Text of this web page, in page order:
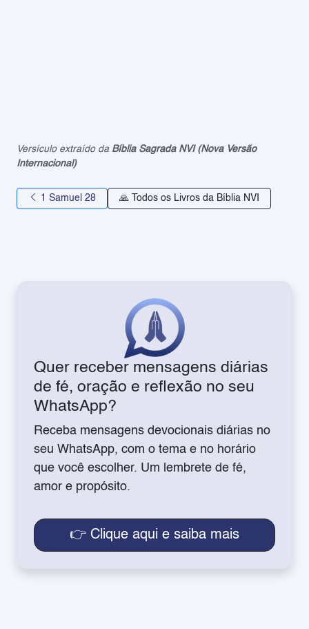
Versículo extraído da Bíblia Sagrada NVI (Nova Versão
Internacional)
1 Samuel 28 🙏 Todos os Livros da Bíblia NVI
Quer receber mensagens diárias
de fé, oração e reflexão no seu
WhatsApp?
Receba mensagens devocionais diárias no
seu WhatsApp, com o tema e no horário
que você escolher. Um lembrete de fé,
amor e propósito.
👉 Clique aqui e saiba mais